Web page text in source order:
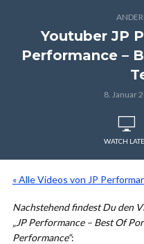
Youtuber JP
Performance –
8. Januar
WATCH
« Alle Videos von JP
Nachstehend findest Du den
„JP Performance – Best Of
Performance“: